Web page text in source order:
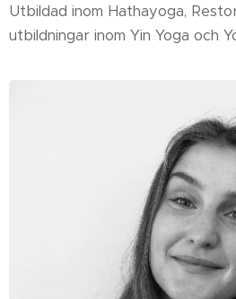
Utbildad inom Hathayoga,
utbildningar inom Yin Yoga och